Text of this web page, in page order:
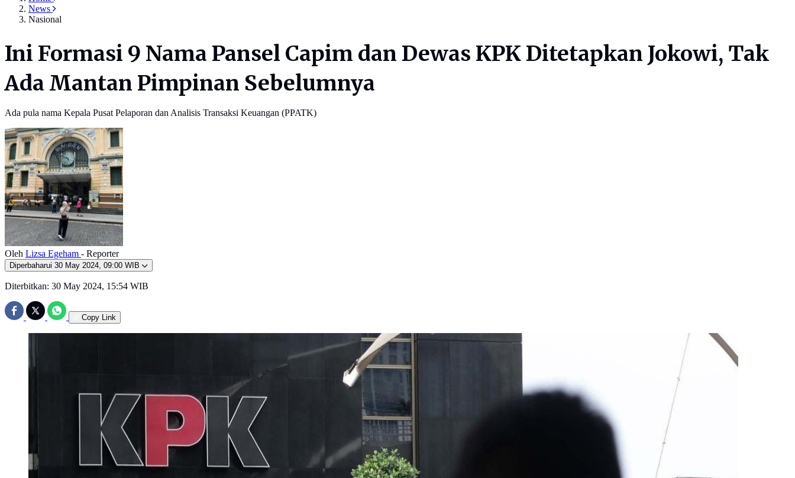
News
Nasional
Ini Formasi 9 Nama Pansel Capim dan Dewas KPK Ditetapkan Jokowi, Tak
Ada Mantan Pimpinan Sebelumnya
Ada pula nama Kepala Pusat Pelaporan dan Analisis Transaksi Keuangan (PPATK)
Oleh Lizsa Egeham - Reporter
Diperbaharui 30 May 2024, 09:00 WIB
Diterbitkan: 30 May 2024, 15:54 WIB
Copy Link